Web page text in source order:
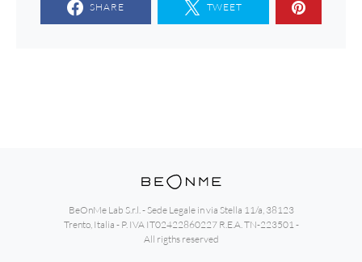
SHARE TWEET
BeOnMe Lab S.r.l. - Sede Legale in via Stella 11/a, 38123
Trento, Italia - P. IVA IT02422860227 R.E.A. TN-223501 -
All rigths reserved